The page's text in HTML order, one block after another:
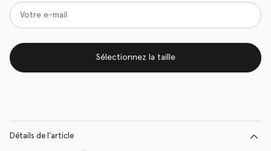
Sélectionnez la taille
Détails de l’article